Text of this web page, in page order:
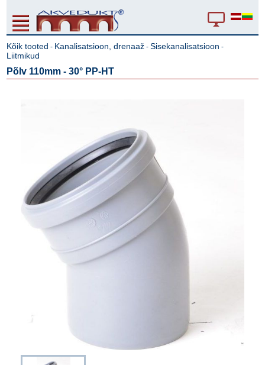
Kõik tooted - Kanalisatsioon, drenaaž -Sisekanalisatsioon -
Liitmikud
Põlv 110mm - 30° PP-HT